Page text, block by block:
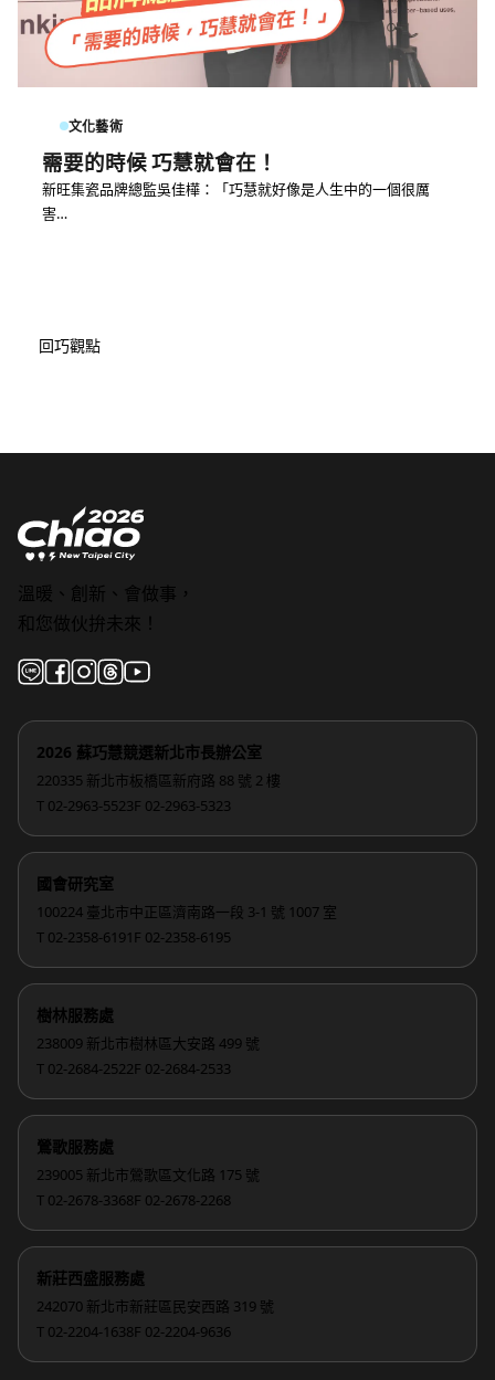
文化藝術
需要的時候 巧慧就會在！
新旺集瓷品牌總監吳佳樺：「巧慧就好像是人生中的一個很厲
害…
回巧觀點
溫暖、創新、會做事，
和您做伙拚未來！
2026 蘇巧慧競選新北市長辦公室
220335 新北市板橋區新府路 88 號 2 樓
T 02-2963-5523F 02-2963-5323
國會研究室
100224 臺北市中正區濟南路一段 3-1 號 1007 室
T 02-2358-6191 F 02-2358-6195
樹林服務處
238009 新北市樹林區大安路 499 號
T 02-2684-2522F 02-2684-2533
鶯歌服務處
239005 新北市鶯歌區文化路 175 號
T 02-2678-3368F 02-2678-2268
新莊西盛服務處
242070 新北市新莊區民安西路 319 號
T 02-2204-1638F 02-2204-9636